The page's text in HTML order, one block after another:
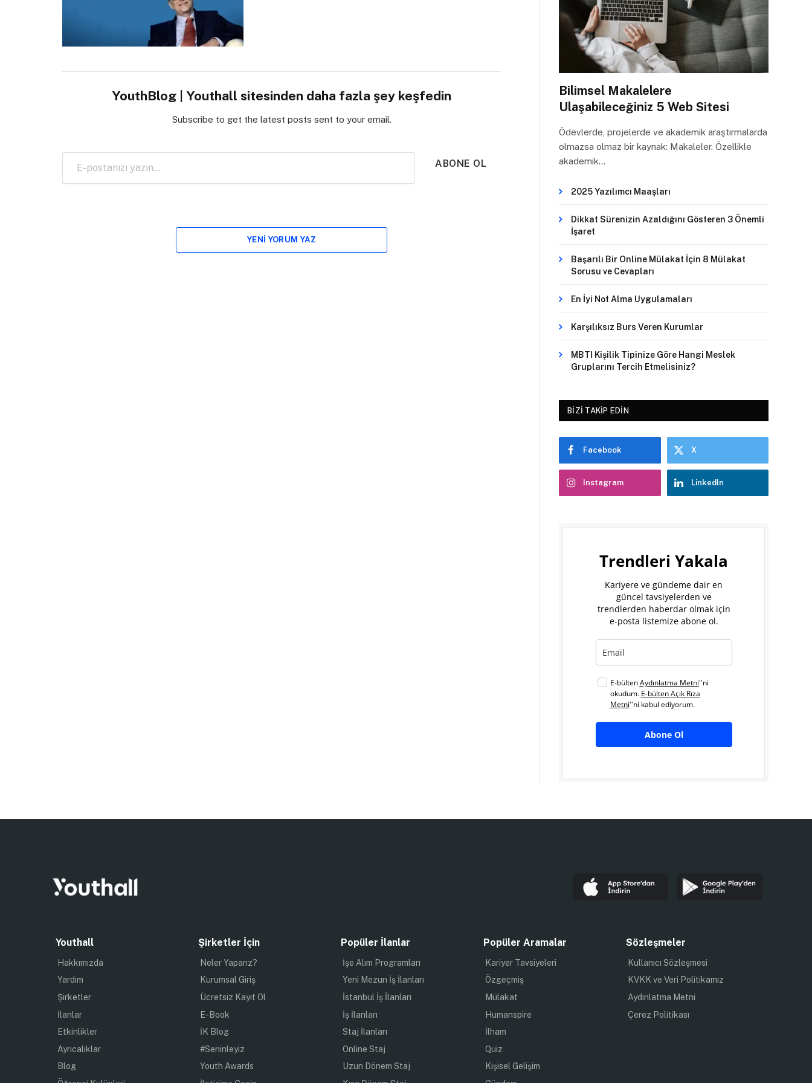
YouthBlog | Youthall sitesinden daha fazla şey keşfedin
Subscribe to get the latest posts sent to your email.
E-postanızı yazın…
ABONE OL
YENI YORUM YAZ
Bilimsel Makalelere
Ulaşabileceğiniz 5 Web Sitesi
Ödevlerde, projelerde ve akademik araştırmalarda
olmazsa olmaz bir kaynak: Makaleler. Özellikle
akademik…
2025 Yazılımcı Maaşları
Dikkat Sürenizin Azaldığını Gösteren 3 Önemli
İşaret
Başarılı Bir Online Mülakat İçin 8 Mülakat
Sorusu ve Cevapları
En İyi Not Alma Uygulamaları
Karşılıksız Burs Veren Kurumlar
MBTI Kişilik Tipinize Göre Hangi Meslek
Gruplarını Tercih Etmelisiniz?
BIZI TAKIP EDIN
Facebook X
Instagram LinkedIn
Trendleri Yakala
Kariyere ve gündeme dair en
güncel tavsiyelerden ve
trendlerden haberdar olmak için
e-posta listemize abone ol.
E-bültenAydınlatma Metni''ni
okudum. E-bülten Açık Rıza
Metni''ni kabul ediyorum.
Abone Ol
Youthall
Hakkımızda
Yardım
Şirketler
İlanlar
Etkinlikler
Ayrıcalıklar
Blog
Şirketler İçin
Neler Yaparız?
Kurumsal Giriş
Ücretsiz Kayıt Ol
E-Book
İK Blog
#Seninleyiz
Youth Awards
Popüler İlanlar
İşe Alım Programları
Yeni Mezun İş İlanları
İstanbul İş İlanları
İş İlanları
Staj İlanları
Online Staj
Uzun Dönem Staj
Popüler Aramalar
Kariyer Tavsiyeleri
Özgeçmiş
Mülakat
Humanspire
İlham
Quiz
Kişisel Gelişim
Sözleşmeler
Kullanıcı Sözleşmesi
KVKK ve Veri Politikamız
Aydınlatma Metni
Çerez Politikası